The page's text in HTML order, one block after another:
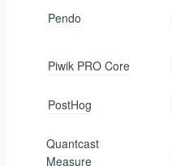
Pendo
Piwik PRO Core
PostHog
Quantcast
Measure